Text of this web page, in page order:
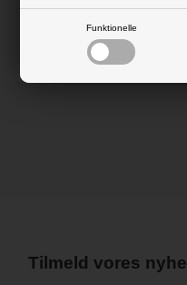
Funktionelle
Tilmeld vores